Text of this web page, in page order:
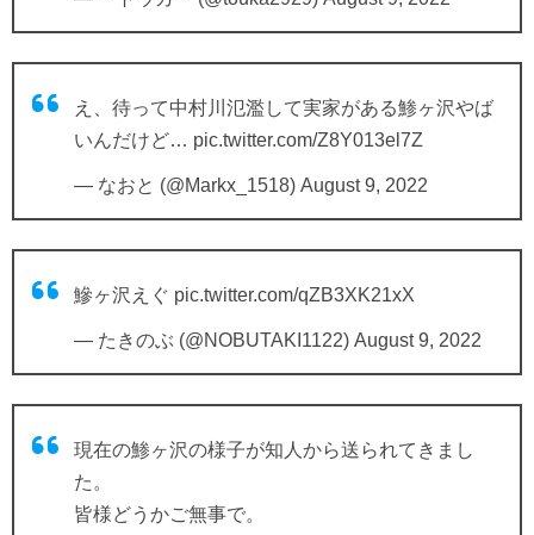
え、待って中村川氾濫して実家がある鯵ヶ沢やば
いんだけど… pic.twitter.com/Z8Y013el7Z
— なおと (@Markx_1518) August 9, 2022
鰺ヶ沢えぐ pic.twitter.com/qZB3XK21xX
— たきのぶ (@NOBUTAKI1122) August 9, 2022
現在の鯵ヶ沢の様子が知人から送られてきまし
た。
皆様どうかご無事で。